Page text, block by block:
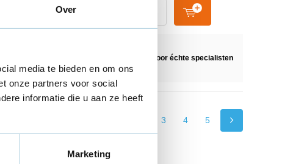
Over
media te bieden en om ons
onze partners voor social
informatie die u aan ze heeft
Marketing
Geselecteerd door échte specialisten
3 4 5